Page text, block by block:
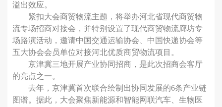
溢出效应。
紧扣大会商贸物流主题，将举办河北省现代商贸物
流专场招商对接会，并特别设置了现代商贸物流廊坊专
场路演活动，邀请中国交通运输协会、中国快递协会等
五大协会会员单位对接河北优质商贸物流项目。
京津冀三地开展产业协同招商，是此次招商会客厅
的亮点之一。
去年，京津冀首次联合绘制出协同发展的6条产业链
图谱。据此，大会聚焦新能源和智能网联汽车、生物医